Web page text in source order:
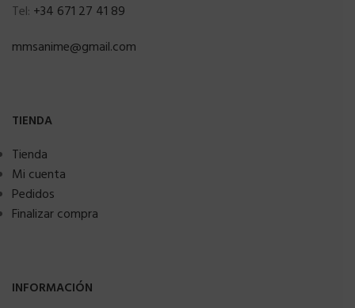
Tel: +34 671 27 41 89
mmsanime@gmail.com
TIENDA
Tienda
Mi cuenta
Pedidos
Finalizar compra
INFORMACIÓN